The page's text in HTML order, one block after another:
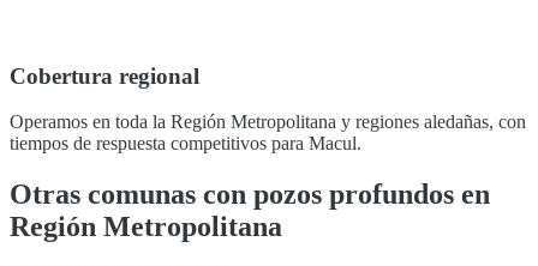
Cobertura regional
Operamos en toda la Región Metropolitana y regiones aledañas, con
tiempos de respuesta competitivos para Macul.
Otras comunas con pozos profundos en
Región Metropolitana